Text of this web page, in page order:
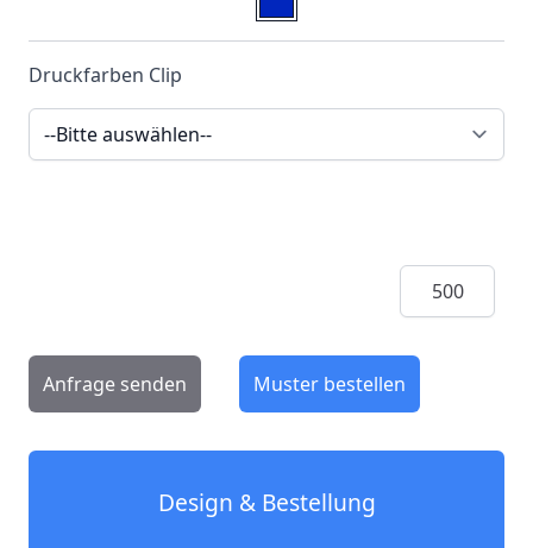
Druckfarben Clip
Menge
Anfrage senden Muster bestellen
Design & Bestellung